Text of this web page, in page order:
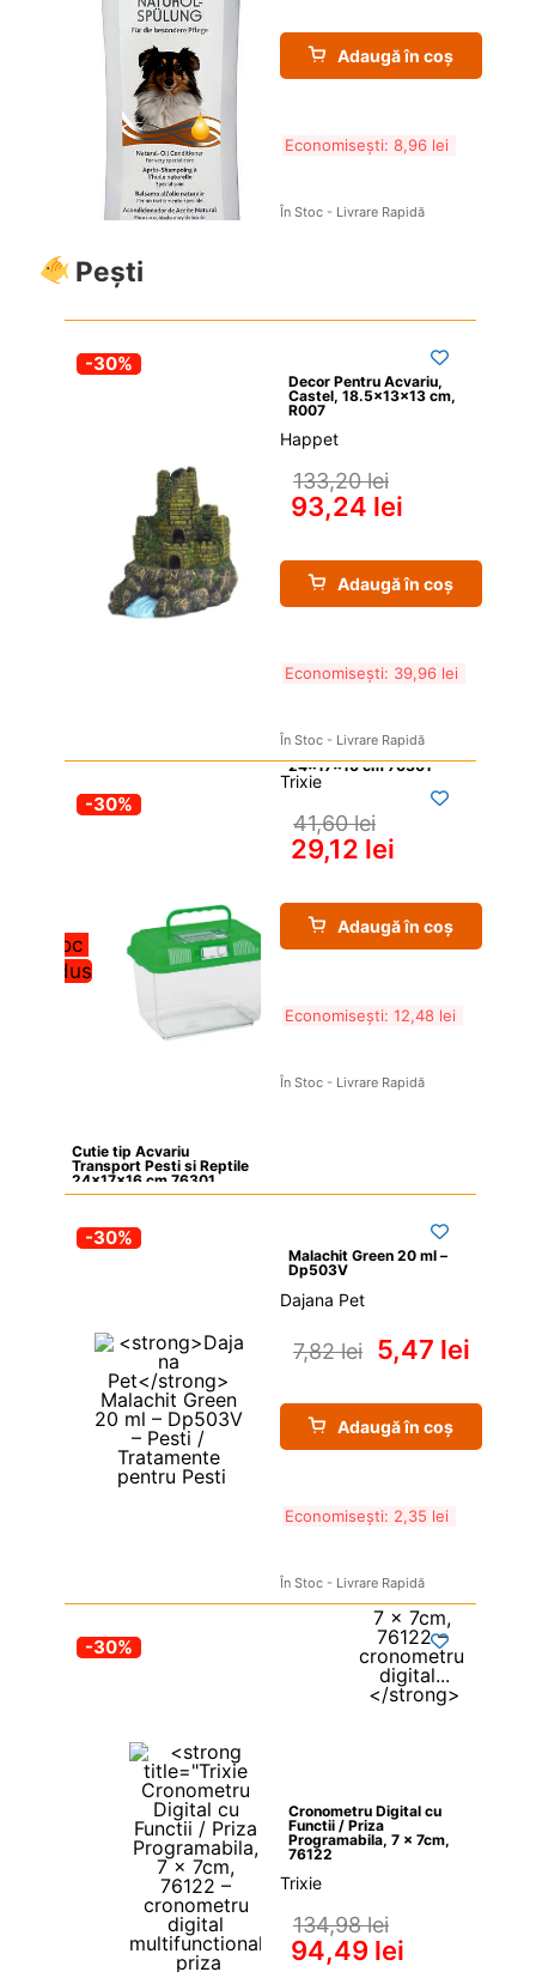
Adaugă în coș
Economisești: 8,96 lei
În Stoc - Livrare Rapidă
Pești
-30%
Decor Pentru Acvariu,
Castel, 18.5x13x13 cm,
R007
Happet
133,20 lei
93,24 lei
Adaugă în coș
Economisești: 39,96 lei
În Stoc - Livrare Rapidă
Stoc
redus
-30%
Cutie tip Acvariu
Transport Pesti si Reptile
24x17x16 cm 76301
Trixie
41,60 lei
29,12 lei
Adaugă în coș
Economisești: 12,48 lei
În Stoc - Livrare Rapidă
-30%
Malachit Green 20 ml –
Dp503V
Dajana Pet
7,82 lei 5,47 lei
Adaugă în coș
Economisești: 2,35 lei
În Stoc - Livrare Rapidă
-30%
Cronometru Digital cu
Functii / Priza
Programabila, 7 x 7cm,
76122
Trixie
134,98 lei
94,49 lei